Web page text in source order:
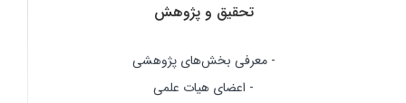
تحقیق و پژوهش
- معرفی بخش‌های پژوهشی
- اعضای هیات علمی